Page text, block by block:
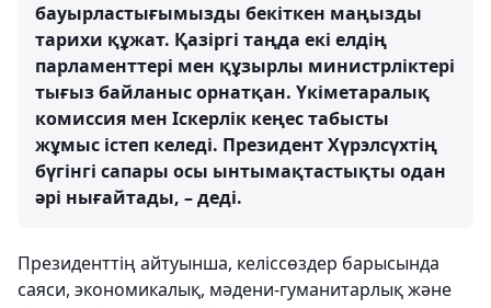
бауырластығымызды бекіткен маңызды
тарихи құжат. Қазіргі таңда екі елдің
парламенттері мен құзырлы министрліктері
тығыз байланыс орнатқан. Үкіметаралық
комиссия мен Іскерлік кеңес табысты
жұмыс істеп келеді. Президент Хүрэлсүхтің
бүгінгі сапары осы ынтымақтастықты одан
әрі нығайтады, – деді.
Президенттің айтуынша, келіссөздер барысында
саяси, экономикалық, мәдени-гуманитарлық және